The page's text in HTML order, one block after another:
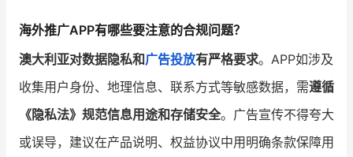
海外推广APP有哪些要注意的合规问题？
澳大利亚对数据隐私和广告投放有严格要求。APP如涉及
收集用户身份、地理信息、联系方式等敏感数据，需遵循
《隐私法》规范信息用途和存储安全。广告宣传不得夸大
或误导，建议在产品说明、权益协议中用明确条款保障用